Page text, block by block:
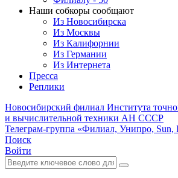
Наши собкоры сообщают
Из Новосибирска
Из Москвы
Из Калифорнии
Из Германии
Из Интернета
Пресса
Реплики
Новосибирский филиал Института
и вычислительной техники АН СССР
Телеграм-группа «Филиал, Унипро, Sun,
Поиск
Войти